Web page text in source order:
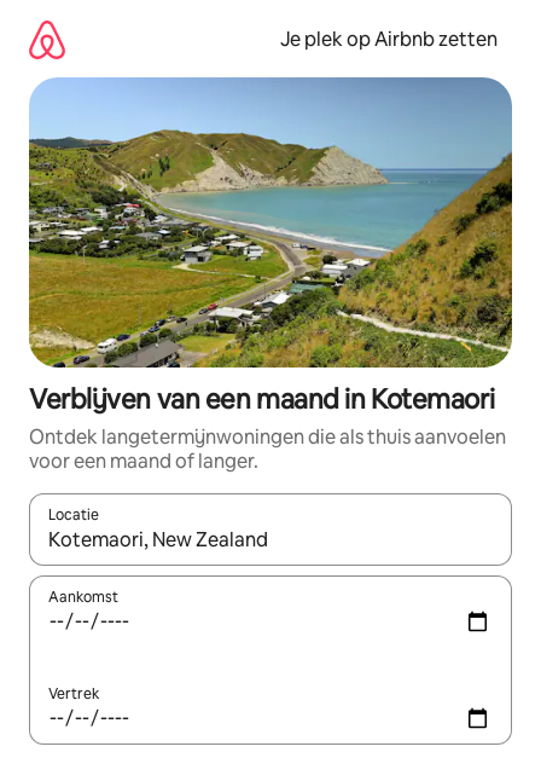
direct
naar
inhoud
Je plek op Airbnb zetten
Verblijven van een maand in Kotemaori
Ontdek langetermijnwoningen die als thuis aanvoelen
voor een maand of langer.
Locatie
Wanneer er resultaten beschikbaar zijn, maak je een keuze
Aankomst
Vertrek